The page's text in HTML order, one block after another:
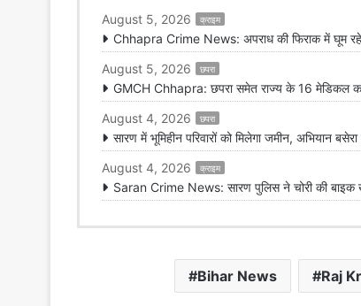
August 5, 2026 क्राइम
Chhapra Crime News: अपराध की फिराक में घूम रहे
August 5, 2026
छपरा
GMCH Chhapra: छपरा समेत राज्य के 16 मेडिकल
August 4, 2026
छपरा
सारण में भूमिहीन परिवारों को मिलेगा जमीन, अभियान
August 4, 2026
क्राइम
Saran Crime News: सारण पुलिस ने चोरी की बाइक
Bihar News Raj